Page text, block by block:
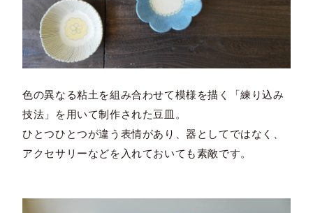
色の異なる粘土を組み合わせて模様を描く「練り込み
技法」を用いて制作された豆皿。
ひとつひとつが違う表情があり、器としてではなく、
アクセサリーなどを入れておいても素敵です。